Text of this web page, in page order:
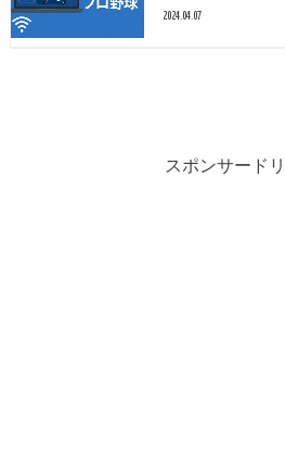
2024.04.07
スポンサード